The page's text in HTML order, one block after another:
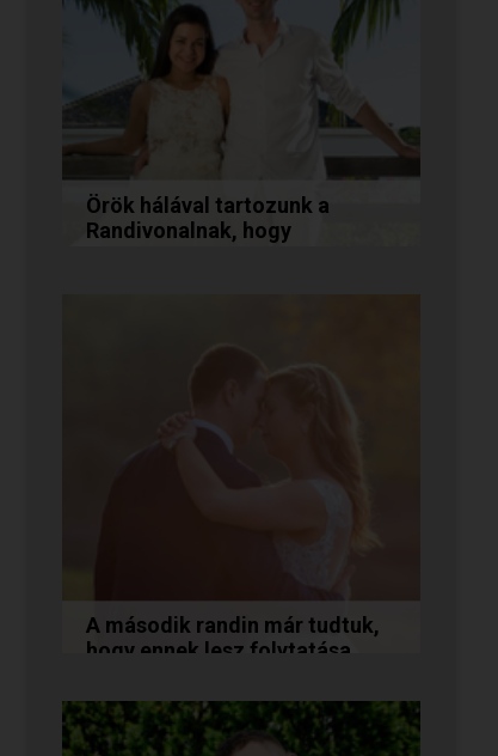
Örök hálával tartozunk a
Randivonalnak, hogy
A második randin már tudtuk,
hogy ennek lesz folytatása...
Jocó küldte nekünk, akik a
Randivonal oldalán találták meg